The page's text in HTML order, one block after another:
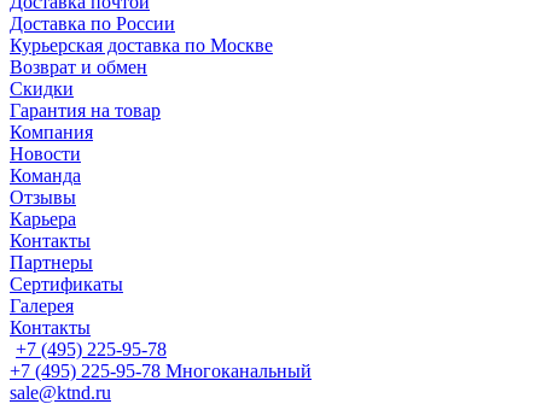
Доставка по России
Курьерская доставка по Москве
Возврат и обмен
Скидки
Гарантия на товар
Компания
Новости
Команда
Отзывы
Карьера
Контакты
Партнеры
Сертификаты
Галерея
Контакты
+7 (495) 225-95-78
+7 (495) 225-95-78 Многоканальный
sale@ktnd.ru